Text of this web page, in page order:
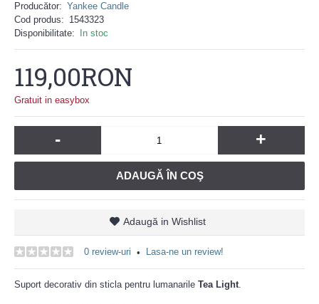
Producător: Yankee Candle
Cod produs: 1543323
Disponibilitate:
In stoc
119,00RON
Gratuit in easybox
- +
ADAUGĂ ÎN COŞ
Adaugă in Wishlist
0 review-uri • Lasa-ne un review!
Suport decorativ din sticla pentru lumanarile Tea Light.